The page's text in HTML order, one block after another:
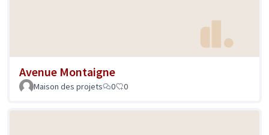
Avenue Montaigne
Maison des projets 0 0